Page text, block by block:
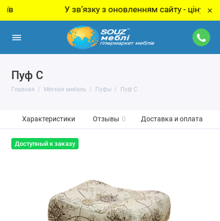
У звʼязку з оновленням сайту - ціну за ×
Пуф С
Главная Мягкая мебель Пуфы Пуф С
Характеристики Отзывы 0 Доставка и оплата
Доступный к заказу